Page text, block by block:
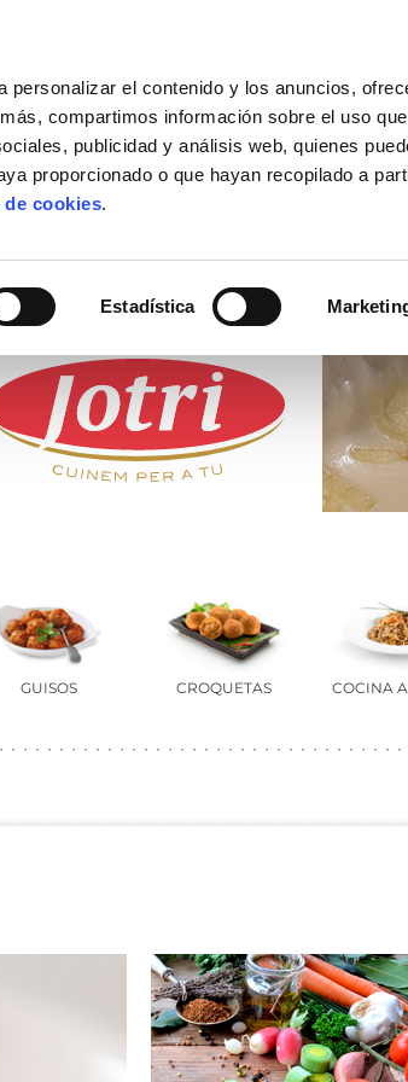
personalizar el contenido y los anuncios,
compartimos información sobre el uso
publicidad y análisis web, quienes
proporcionado o que hayan recopilado a
cookies.
Estadística
DÓNDE COMPRAR CONTACTO
PRODUCTOS
GUISOS CROQUETAS COCINA